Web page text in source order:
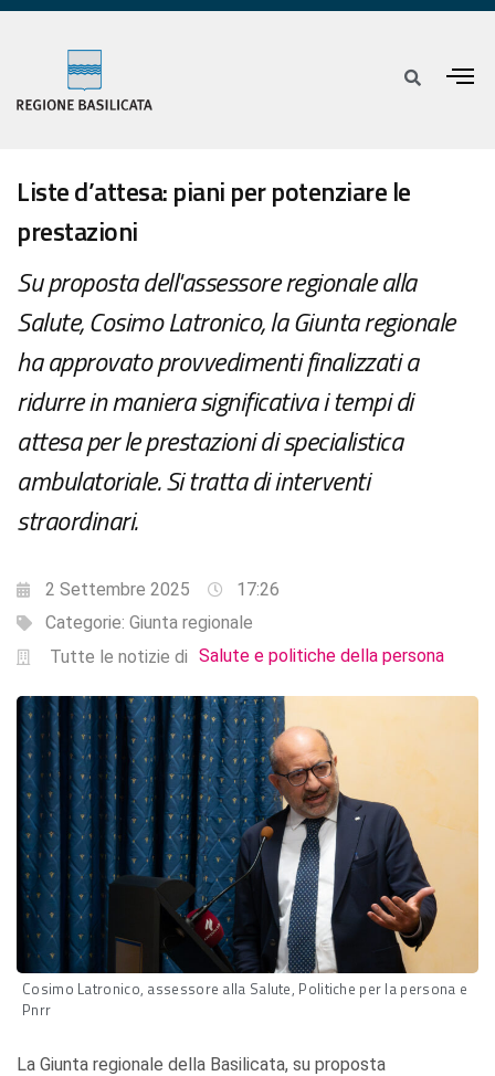
Liste d’attesa: piani per potenziare le
prestazioni
Su proposta dell'assessore regionale alla
Salute, Cosimo Latronico, la Giunta regionale
ha approvato provvedimenti finalizzati a
ridurre in maniera significativa i tempi di
attesa per le prestazioni di specialistica
ambulatoriale. Si tratta di interventi
straordinari.
2 Settembre 2025
17:26
Categorie: Giunta regionale
Tutte le notizie di Salute e politiche della persona
Cosimo Latronico, assessore alla Salute, Politiche per la persona e
Pnrr
La Giunta regionale della Basilicata, su proposta